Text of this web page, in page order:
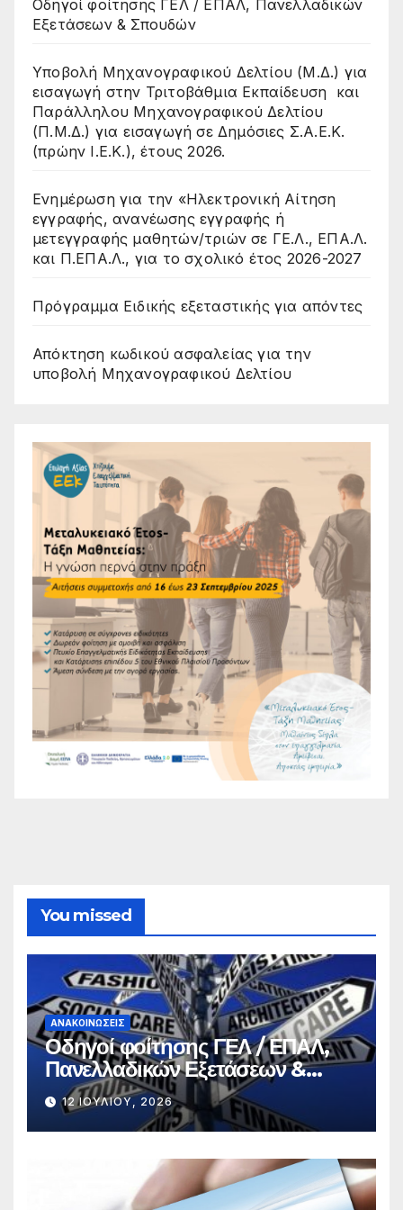
Οδηγοί φοίτησης ΓΕΛ / ΕΠΑΛ, Πανελλαδικών
Εξετάσεων & Σπουδών
Υποβολή Μηχανογραφικού Δελτίου (Μ.Δ.) για
εισαγωγή στην Τριτοβάθμια Εκπαίδευση και
Παράλληλου Μηχανογραφικού Δελτίου
(Π.Μ.Δ.) για εισαγωγή σε Δημόσιες Σ.Α.Ε.Κ.
(πρώην Ι.Ε.Κ.), έτους 2026.
Ενημέρωση για την «Ηλεκτρονική Αίτηση
εγγραφής, ανανέωσης εγγραφής ή
μετεγγραφής μαθητών/τριών σε ΓΕ.Λ., ΕΠΑ.Λ.
και Π.ΕΠΑ.Λ., για το σχολικό έτος 2026-2027
Πρόγραμμα Ειδικής εξεταστικής για απόντες
Απόκτηση κωδικού ασφαλείας για την
υποβολή Μηχανογραφικού Δελτίου
You missed
ΑΝΑΚΟΙΝΏΣΕΙΣ
Οδηγοί φοίτησης ΓΕΛ / ΕΠΑΛ,
Πανελλαδικών Εξετάσεων &
Σπουδών
12 ΙΟΥΛΊΟΥ, 2026